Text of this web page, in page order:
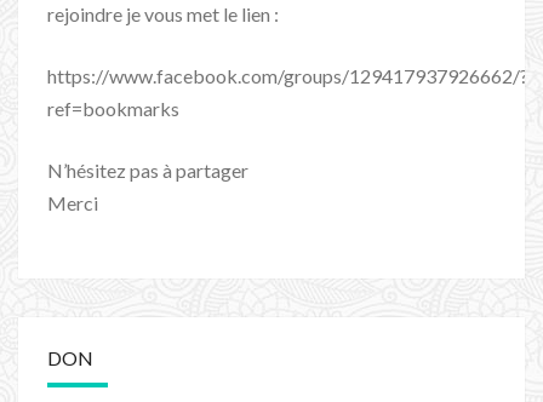
rejoindre je vous met le lien :
https://www.facebook.com/groups/129417937926662/?
ref=bookmarks
N’hésitez pas à partager
Merci
DON